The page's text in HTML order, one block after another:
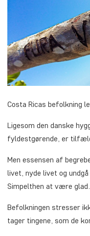
Costa Ricas befolkning
Ligesom den danske
fyldestgørende, er
Men essensen af
livet, nyde livet og
Simpelthen at være glad.
Befolkningen stresser
tager tingene, som de